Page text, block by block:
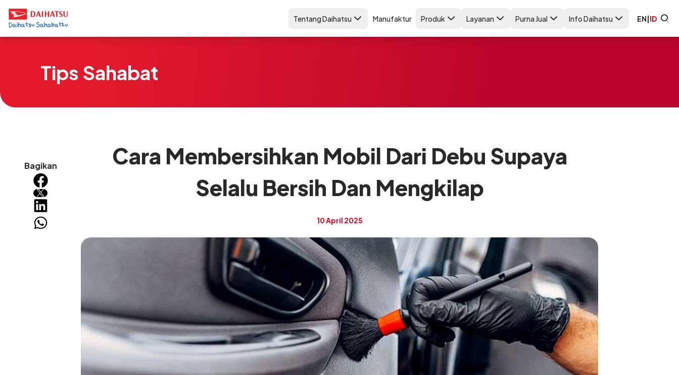
Tentang Daihatsu Manufaktur Produk Layanan Purna Jual Info Daihatsu EN|ID
Tips Sahabat
Bagikan
Cara Membersihkan Mobil Dari Debu Supaya
Selalu Bersih Dan Mengkilap
10 April 2025